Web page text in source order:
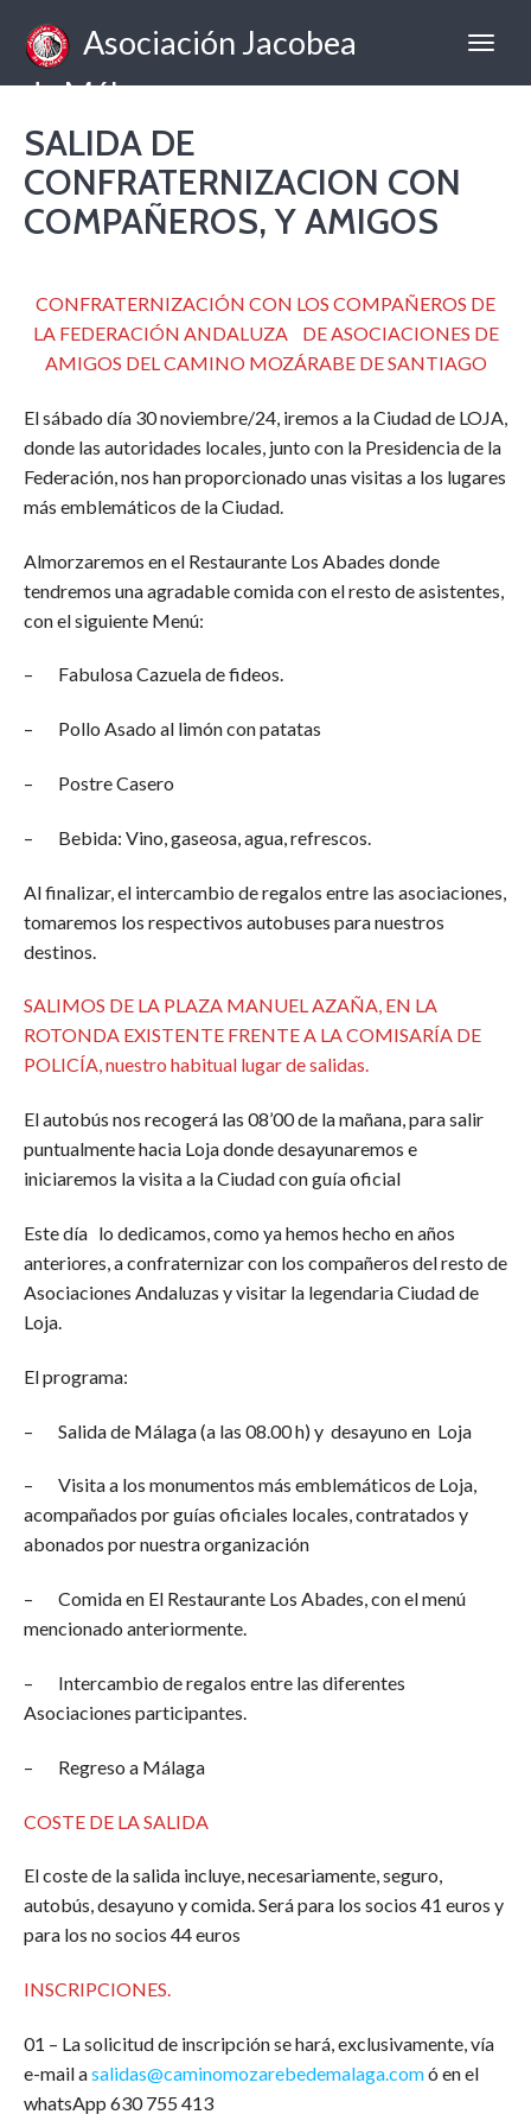
Asociación Jacobea
de Málaga
SALIDA DE
CONFRATERNIZACION CON
COMPAÑEROS, Y AMIGOS
CONFRATERNIZACIÓN CON LOS COMPAÑEROS DE
LA FEDERACIÓN ANDALUZA DE ASOCIACIONES DE
AMIGOS DEL CAMINO MOZÁRABE DE SANTIAGO
El sábado día 30 noviembre/24, iremos a la Ciudad de LOJA,
donde las autoridades locales, junto con la Presidencia de la
Federación, nos han proporcionado unas visitas a los lugares
más emblemáticos de la Ciudad.
Almorzaremos en el Restaurante Los Abades donde
tendremos una agradable comida con el resto de asistentes,
con el siguiente Menú:
– Fabulosa Cazuela de fideos.
– Pollo Asado al limón con patatas
– Postre Casero
– Bebida: Vino, gaseosa, agua, refrescos.
Al finalizar, el intercambio de regalos entre las asociaciones,
tomaremos los respectivos autobuses para nuestros
destinos.
SALIMOS DE LA PLAZA MANUEL AZAÑA, EN LA
ROTONDA EXISTENTE FRENTE A LA COMISARÍA DE
POLICÍA, nuestro habitual lugar de salidas.
El autobús nos recogerá las 08’00 de la mañana, para salir
puntualmente hacia Loja donde desayunaremos e
iniciaremos la visita a la Ciudad con guía oficial
Este día lo dedicamos, como ya hemos hecho en años
anteriores, a confraternizar con los compañeros del resto de
Asociaciones Andaluzas y visitar la legendaria Ciudad de
Loja.
El programa:
– Salida de Málaga (a las 08.00 h) y desayuno en Loja
– Visita a los monumentos más emblemáticos de Loja,
acompañados por guías oficiales locales, contratados y
abonados por nuestra organización
– Comida en El Restaurante Los Abades, con el menú
mencionado anteriormente.
– Intercambio de regalos entre las diferentes
Asociaciones participantes.
– Regreso a Málaga
COSTE DE LA SALIDA
El coste de la salida incluye, necesariamente, seguro,
autobús, desayuno y comida. Será para los socios 41 euros y
para los no socios 44 euros
INSCRIPCIONES.
01 – La solicitud de inscripción se hará, exclusivamente, vía
e-mail asalidas@caminomozarebedemalaga.comó en el
whatsApp 630 755 413